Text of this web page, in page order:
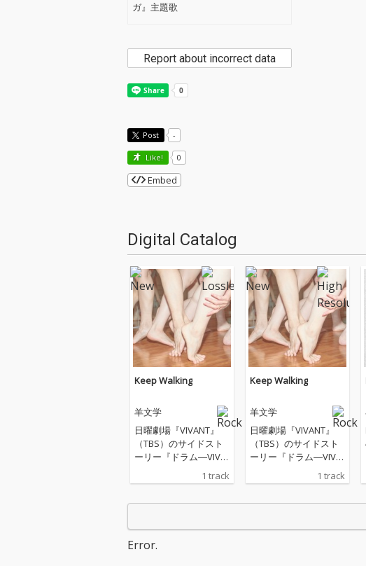
ガ』主題歌
Report about incorrect data
Post -
Like! 0
Embed
Digital Catalog
Keep Walking
羊文学
日曜劇場『VIVANT』
（TBS）のサイドスト
ーリー『ドラム―VIVA
NT THE ORIGIN STORY
―』の主題歌
1 track
Keep Walking
羊文学
日曜劇場『VIVANT』
（TBS）のサイドスト
ーリー『ドラム―VIVA
NT THE ORIGIN STORY
―』の主題歌
1 track
Error.